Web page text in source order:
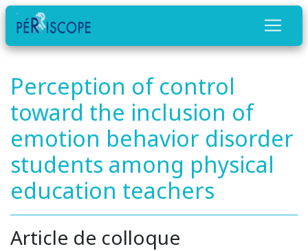
Perception of control
toward the inclusion of
emotion behavior disorder
students among physical
education teachers
Article de colloque